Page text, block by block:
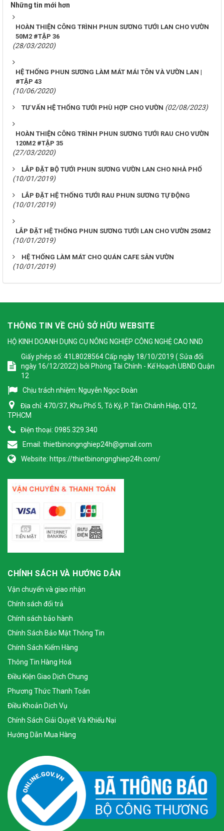
Những tin mới hơn
HOÀN THIỆN CÔNG TRÌNH PHUN SƯƠNG TƯỚI LAN CHO VƯỜN
50M2 #TẬP 36
(28/03/2020)
HỆ THỐNG PHUN SƯƠNG LÀM MÁT MÁI TÔN VÀ VƯỜN LAN |
#TẬP 43
(10/06/2020)
TƯ VẤN HỆ THỐNG TƯỚI PHÙ HỢP CHO VƯỜN (02/08/2023)
HOÀN THIỆN CÔNG TRÌNH PHUN SƯƠNG TƯỚI RAU CHO VƯỜN
120M2 #TẬP 35
(27/03/2020)
LẮP ĐẶT BỘ TƯỚI PHUN SƯƠNG VƯỜN LAN CHO NHÀ PHỐ
(10/01/2019)
LẮP ĐẶT HỆ THỐNG TƯỚI RAU PHUN SƯƠNG TỰ ĐỘNG
(10/01/2019)
LẮP ĐẶT HỆ THỐNG PHUN SƯƠNG TƯỚI LAN CHO VƯỜN 250M2
(10/01/2019)
HỆ THỐNG LÀM MÁT CHO QUÁN CAFE SÂN VƯỜN
(10/01/2019)
THÔNG TIN VỀ CHỦ SỞ HỮU WEBSITE
HỘ KINH DOANH DỤNG CỤ NÔNG NGHIỆP CÔNG NGHỆ CAO NND
Giấy phép số: 41L8028564 Cấp ngày 18/10/2019 ( Sửa đổi
ngày 16/12/2022) bởi Phòng Tài Chính - Kế Hoạch UBND Quận
12
Chịu trách nhiệm: Nguyễn Ngọc Đoàn
Địa chỉ: 470/37, Khu Phố 5, Tô Ký, P. Tân Chánh Hiệp, Q12,
TPHCM
Điện thoại: 0985.329.340
Email: thietbinongnghiep24h@gmail.com
Website: https://thietbinongnghiep24h.com/
CHÍNH SÁCH VÀ HƯỚNG DẪN
Vận chuyển và giao nhận
Chính sách đổi trả
Chính sách bảo hành
Chính Sách Bảo Mật Thông Tin
Chính Sách Kiểm Hàng
Thông Tin Hàng Hoá
Điều Kiện Giao Dịch Chung
Phương Thức Thanh Toán
Điều Khoản Dịch Vụ
Chính Sách Giải Quyết Và Khiếu Nại
Hướng Dẫn Mua Hàng